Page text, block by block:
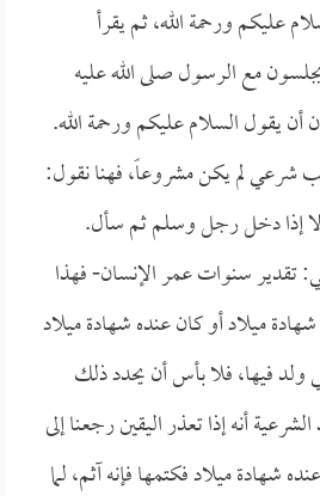
عليكم ورحمة الله، ثم يقرأ
مع الرسول صلى الله عليه
يقول السلام عليكم ورحمة الله.
شرعي لم يكن مشروعاً، فهنا نقول:
إذا دخل رجل وسلم ثم سأل.
تقدير سنوات عمر الإنسان- فهذا
ميلاد أو كان عنده شهادة ميلاد
فيها، فلا بأس أن يحدد ذلك
أنه إذا تعذر اليقين رجعنا إلى
شهادة ميلاد فكتمها فإنه آثم، لما